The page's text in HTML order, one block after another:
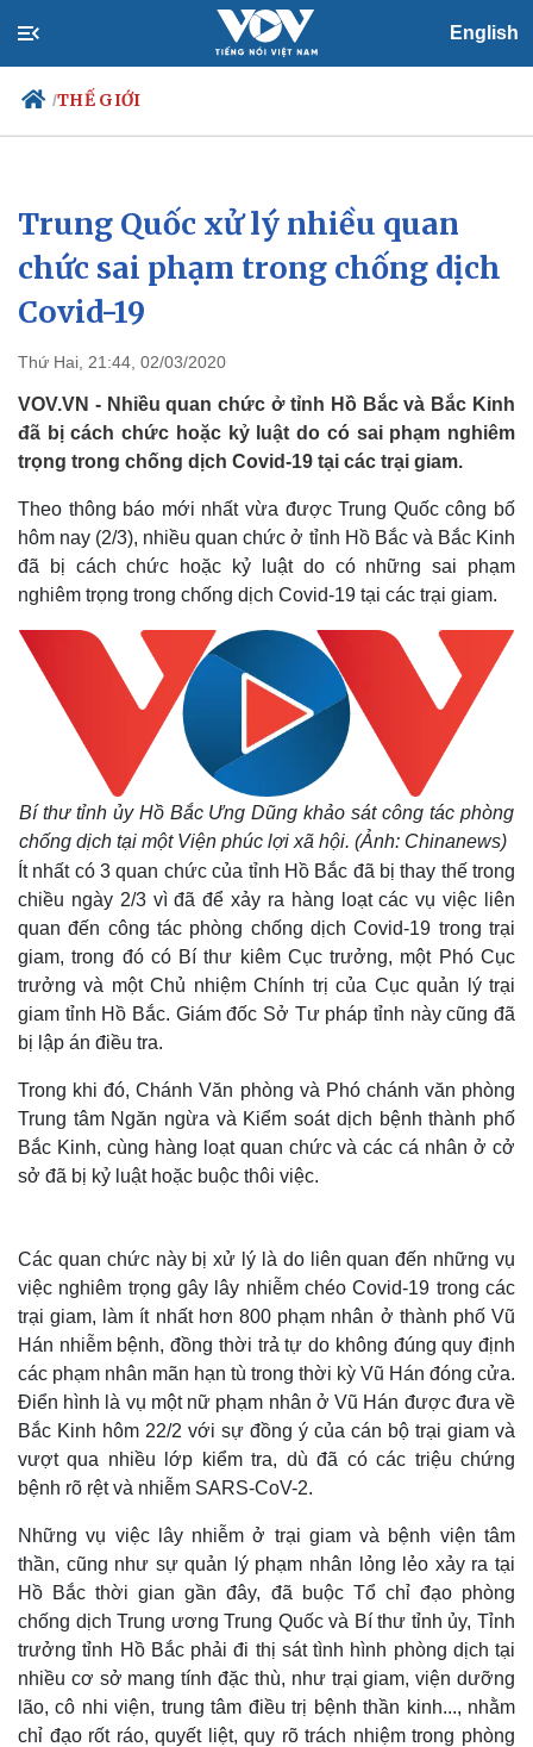
English
/THẾ GIỚI
Chính trị
Đảng
Tổ chức nhân sự
Quốc hội
Nhận diện sự thật
Xã hội
Dự báo thời tiết
Trung Quốc xử lý nhiều quan
chức sai phạm trong chống dịch
Covid-19
Thứ Hai, 21:44, 02/03/2020
VOV.VN - Nhiều quan chức ở tỉnh Hồ Bắc và Bắc Kinh
đã bị cách chức hoặc kỷ luật do có sai phạm nghiêm
trọng trong chống dịch Covid-19 tại các trại giam.
Theo thông báo mới nhất vừa được Trung Quốc công bố
hôm nay (2/3), nhiều quan chức ở tỉnh Hồ Bắc và Bắc Kinh
đã bị cách chức hoặc kỷ luật do có những sai phạm
nghiêm trọng trong chống dịch Covid-19 tại các trại giam.
Bí thư tỉnh ủy Hồ Bắc Ưng Dũng khảo sát công tác phòng
chống dịch tại một Viện phúc lợi xã hội. (Ảnh: Chinanews)
Ít nhất có 3 quan chức của tỉnh Hồ Bắc đã bị thay thế trong
chiều ngày 2/3 vì đã để xảy ra hàng loạt các vụ việc liên
quan đến công tác phòng chống dịch Covid-19 trong trại
giam, trong đó có Bí thư kiêm Cục trưởng, một Phó Cục
trưởng và một Chủ nhiệm Chính trị của Cục quản lý trại
giam tỉnh Hồ Bắc. Giám đốc Sở Tư pháp tỉnh này cũng đã
bị lập án điều tra.
Trong khi đó, Chánh Văn phòng và Phó chánh văn phòng
Trung tâm Ngăn ngừa và Kiểm soát dịch bệnh thành phố
Bắc Kinh, cùng hàng loạt quan chức và các cá nhân ở cở
sở đã bị kỷ luật hoặc buộc thôi việc.
Các quan chức này bị xử lý là do liên quan đến những vụ
việc nghiêm trọng gây lây nhiễm chéo Covid-19 trong các
trại giam, làm ít nhất hơn 800 phạm nhân ở thành phố Vũ
Hán nhiễm bệnh, đồng thời trả tự do không đúng quy định
các phạm nhân mãn hạn tù trong thời kỳ Vũ Hán đóng cửa.
Điển hình là vụ một nữ phạm nhân ở Vũ Hán được đưa về
Bắc Kinh hôm 22/2 với sự đồng ý của cán bộ trại giam và
vượt qua nhiều lớp kiểm tra, dù đã có các triệu chứng
bệnh rõ rệt và nhiễm SARS-CoV-2.
Những vụ việc lây nhiễm ở trại giam và bệnh viện tâm
thần, cũng như sự quản lý phạm nhân lỏng lẻo xảy ra tại
Hồ Bắc thời gian gần đây, đã buộc Tổ chỉ đạo phòng
chống dịch Trung ương Trung Quốc và Bí thư tỉnh ủy, Tỉnh
trưởng tỉnh Hồ Bắc phải đi thị sát tình hình phòng dịch tại
nhiều cơ sở mang tính đặc thù, như trại giam, viện dưỡng
lão, cô nhi viện, trung tâm điều trị bệnh thần kinh..., nhằm
chỉ đạo rốt ráo, quyết liệt, quy rõ trách nhiệm trong phòng